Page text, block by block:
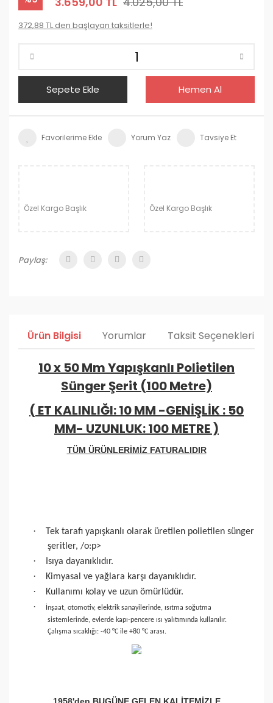
372,88 TL den başlayan taksitlerle!
Sepete Ekle Hemen Al
Yorum Yaz Tavsiye Et
Özel Kargo Başlık Özel Kargo Başlık
Paylaş:
Ürün Bilgisi Yorumlar Taksit Seçenekleri
10 x 50 Mm Yapışkanlı Polietilen
Sünger Şerit (100 Metre)
( ET KALINLIĞI: 10 MM -GENİŞLİK : 50
MM- UZUNLUK: 100 METRE )
TÜM ÜRÜNLERİMİZ FATURALIDIR
·
Tek tarafı yapışkanlı olarak üretilen polietilen sünger
şeritler, /o:p>
· Isıya dayanıklıdır.
· Kimyasal ve yağlara karşı dayanıklıdır.
· Kullanımı kolay ve uzun ömürlüdür.
·
İnşaat, otomotiv, elektrik sanayilerinde, ısıtma soğutma
sistemlerinde, evlerde kapı-pencere ısı yalıtımında kullanılır.
Çalışma sıcaklığı: -40 °C ile +80 °C arası.
1958'den BUGÜNE GELEN KALİTEMİZLE